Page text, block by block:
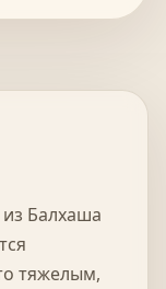
Балхаша
тяжелым,